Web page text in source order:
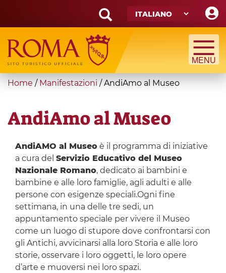
main
content
Search
form
Cerca
You
here
Home / Manifestazioni /AndiAmo al Museo
AndiAmo al Museo
AndiAMO al Museoè il programma di iniziative
a cura del Servizio Educativo del Museo
Nazionale Romano, dedicato ai bambini e
bambine e alle loro famiglie, agli adulti e alle
persone con esigenze speciali.Ogni fine
settimana, in una delle tre sedi, un
appuntamento speciale per vivere il Museo
come un luogo di stupore dove confrontarsi con
gli Antichi, avvicinarsi alla loro Storia e alle loro
storie, osservare i loro oggetti, le loro opere
d’arte e muoversi nei loro spazi.